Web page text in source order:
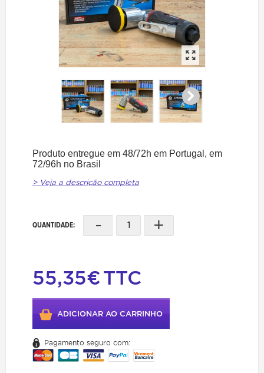
Produto entregue em 48/72h em Portugal, em
72/96h no Brasil
> Veja a descrição completa
QUANTIDADE: - +
55,35€TTC
ADICIONAR AO CARRINHO
Pagamento seguro com: